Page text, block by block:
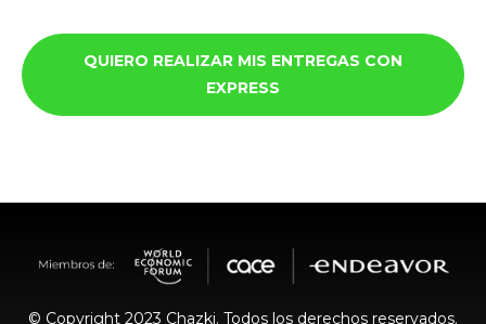
QUIERO REALIZAR MIS ENTREGAS CON
EXPRESS
© Copyright 2023 Chazki. Todos los derechos reservados.